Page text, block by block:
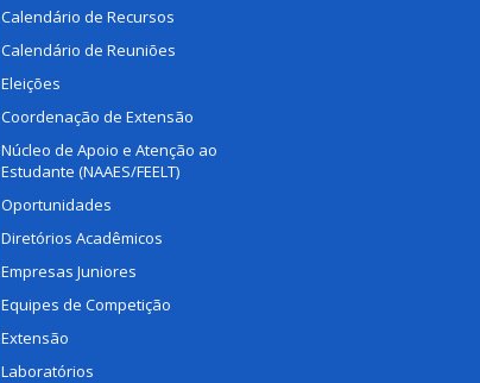
Calendário de Recursos
Calendário de Reuniões
Eleições
Coordenação de Extensão
Núcleo de Apoio e Atenção ao
Estudante (NAAES/FEELT)
Oportunidades
Diretórios Acadêmicos
Empresas Juniores
Equipes de Competição
Extensão
Laboratórios